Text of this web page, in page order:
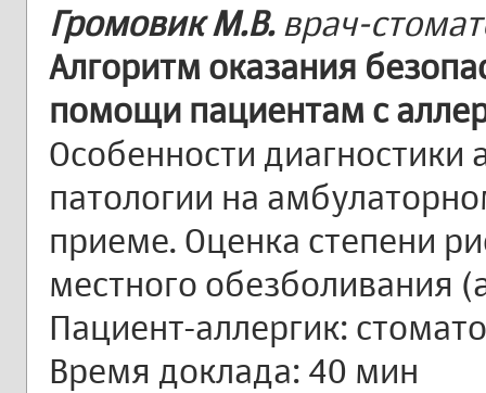
Громовик М.В.врач-
Алгоритм оказания
помощи пациентам с
Особенности диагностики
патологии на
приеме. Оценка степени
местного обезболивания
Пациент-аллергик:
Время доклада: 40 мин